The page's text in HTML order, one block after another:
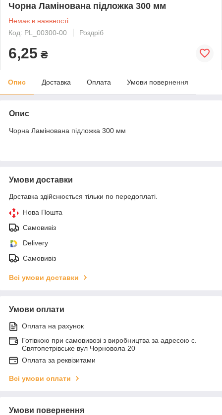
Чорна Ламінована підложка 300 мм
Немає в наявності
Код: PL_00300-00
Роздріб
6,25 ₴
Опис Доставка Оплата Умови повернення
Опис
Чорна Ламінована підложка 300 мм
Умови доставки
Доставка здійснюється тільки по передоплаті.
Нова Пошта
Самовивіз
Delivery
Самовивіз
Всі умови доставки
Умови оплати
Оплата на рахунок
Готівкою при самовивозі з виробництва за адресою с.
Святопетрівське вул Чорновола 20
Оплата за реквізитами
Всі умови оплати
Умови повернення